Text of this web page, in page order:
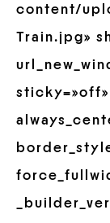
content/
Train.jpg»